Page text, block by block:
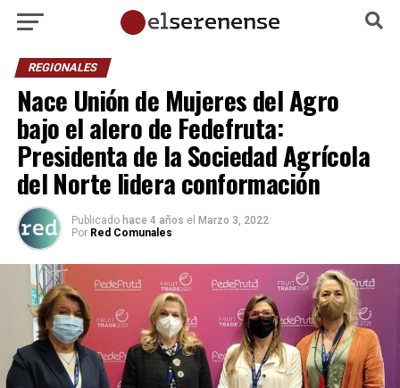
REGIONALES
Nace Unión de Mujeres del Agro
bajo el alero de Fedefruta:
Presidenta de la Sociedad Agrícola
del Norte lidera conformación
Publicado hace 4 años el Marzo 3, 2022
Por Red Comunales